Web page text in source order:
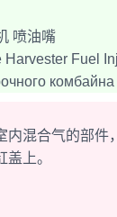
喷油嘴
Fuel
комбайна
合气的部件，
上。